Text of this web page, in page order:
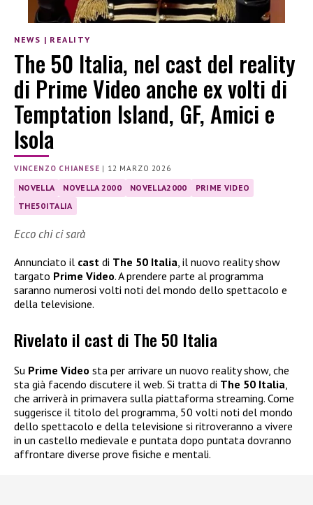
NEWS | REALITY
The 50 Italia, nel cast del reality
di Prime Video anche ex volti di
Temptation Island, GF, Amici e
Isola
VINCENZO CHIANESE | 12 MARZO 2026
NOVELLA NOVELLA 2000 NOVELLA2000
PRIME VIDEO
THE50ITALIA
Ecco chi ci sarà
Annunciato il cast di The 50 Italia, il nuovo reality show
targato Prime Video. A prendere parte al programma
saranno numerosi volti noti del mondo dello spettacolo e
della televisione.
Rivelato il cast di The 50 Italia
Su Prime Video sta per arrivare un nuovo reality show, che
sta già facendo discutere il web. Si tratta di The 50 Italia
che arriverà in primavera sulla piattaforma streaming. Come
suggerisce il titolo del programma, 50 volti noti del mondo
dello spettacolo e della televisione si ritroveranno a vivere
in un castello medievale e puntata dopo puntata dovranno
affrontare diverse prove fisiche e mentali.